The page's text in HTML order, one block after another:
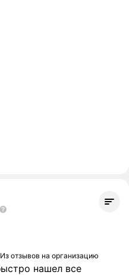
Из отзывов на организацию
нашел все